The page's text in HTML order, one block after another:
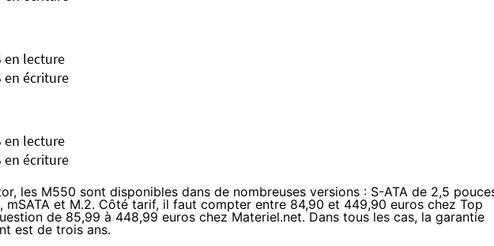
en lecture
en écriture
en lecture
en écriture
les M550 sont disponibles dans de nombreuses versions : S-ATA de 2,5
mSATA et M.2. Côté tarif, il faut compter entre 84,90 et 449,90 euros chez Top
de 85,99 à 448,99 euros chez Materiel.net. Dans tous les cas, la garantie
est de trois ans.